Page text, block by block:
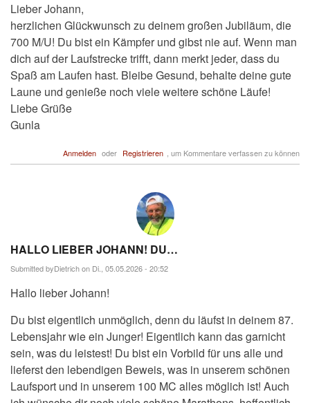
Lieber Johann,
herzlichen Glückwunsch zu deinem großen Jubiläum, die
700 M/U! Du bist ein Kämpfer und gibst nie auf. Wenn man
dich auf der Laufstrecke trifft, dann merkt jeder, dass du
Spaß am Laufen hast. Bleibe Gesund, behalte deine gute
Laune und genieße noch viele weitere schöne Läufe!
Liebe Grüße
Gunla
Anmelden oder Registrieren , um Kommentare verfassen zu können
HALLO LIEBER JOHANN! DU…
Submitted byDietrichon Di., 05.05.2026 - 20:52
Hallo lieber Johann!
Du bist eigentlich unmöglich, denn du läufst in deinem 87.
Lebensjahr wie ein Junger! Eigentlich kann das garnicht
sein, was du leistest! Du bist ein Vorbild für uns alle und
lieferst den lebendigen Beweis, was in unserem schönen
Laufsport und in unserem 100 MC alles möglich ist! Auch